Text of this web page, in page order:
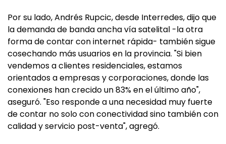
Por su lado, Andrés Rupcic, desde Interredes, dijo que
la demanda de banda ancha vía satelital -la otra
forma de contar con internet rápida- también sigue
cosechando más usuarios en la provincia. "Si bien
vendemos a clientes residenciales, estamos
orientados a empresas y corporaciones, donde las
conexiones han crecido un 83% en el último año",
aseguró. "Eso responde a una necesidad muy fuerte
de contar no solo con conectividad sino también con
calidad y servicio post-venta", agregó.